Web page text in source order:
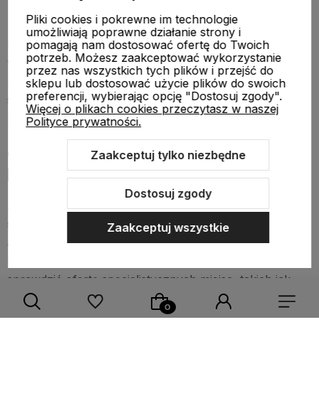
bez wiedzy technicznej.
Do treningu podstawowego znacznie bezpieczniejszym
wyborem sądrewniane miecze, takie jak bokken.
Metalowa replika katany nie zastępuje automatycznie
sprzętu treningowego, nawet jeśli z zewnątrz
przypomina broń używaną w sztukach walki.
Jak rozpoznać rzetelnego
producenta i sprzedawcę replik
Zakup repliki powinien zaczynać się od oceny
sprzedawcy. Dobry sklep nie ogranicza się do
atrakcyjnych zdjęć, ale jasno opisuje przeznaczenie
sprawdzić ofertę specjalistycznych miejsc, takich jak
Fujimae
, zwłaszcza gdy zależy Ci na sprzęcie
związanym ze sztukami walki, treningiem lub
Pliki cookies i pokrewne im technologie
umożliwiają poprawne działanie strony i
pomagają nam dostosować ofertę do Twoich
potrzeb. Możesz zaakceptować wykorzystanie
przez nas wszystkich tych plików i przejść do
sklepu lub dostosować użycie plików do swoich
preferencji, wybierając opcję "Dostosuj zgody".
Więcej o plikach cookies przeczytasz w naszej
Polityce prywatności.
Zaakceptuj tylko niezbędne
Dostosuj zgody
Zaakceptuj wszystkie